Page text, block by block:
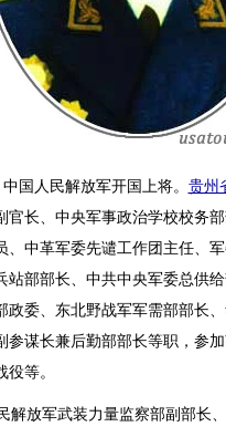
国人民解放军开国上将。 贵州
长、中央军事政治学校校务
中革军委先谴工作团主任、
部部长、中共中央军委总供
委、东北野战军军需部部长
谋长兼后勤部部长等职，参
等。
解放军武装力量监察部副部长